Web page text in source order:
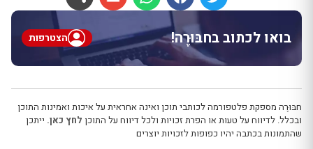
בואו לכתוב בחבּוּרֶה! הצטרפות
חבּוּרֶה מספקת פלטפורמה לכותבי תוכן ואינה אחראית על איכות ואמינות התוכן
ובכלל. לדיווח על טעות או הפרת זכויות ולכל דיווח על התוכן לחץ כאן. ייתכן
שהתמונות בכתבה יהיו כפופות לזכויות יוצרים